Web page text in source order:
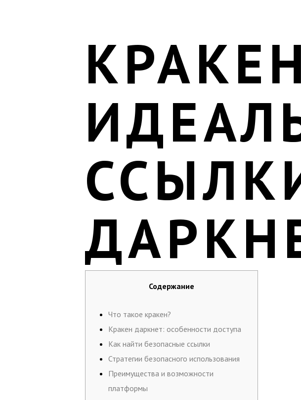
Содержание
Что такое кракен?
Кракен даркнет: особенности доступа
Как найти безопасные ссылки
Стратегии безопасного использования
Преимущества и возможности
платформы